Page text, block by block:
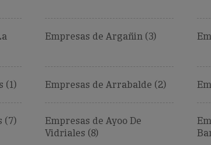
Empresas de Argañin (3)
(1) Empresas de Arrabalde (2)
(7)
Empresas de Ayoo De
Vidriales (8)